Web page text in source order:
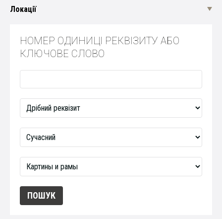
Локації
НОМЕР ОДИНИЦІ РЕКВІЗИТУ АБО
КЛЮЧОВЕ СЛОВО